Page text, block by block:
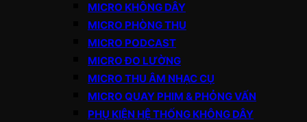
MICRO KHÔNG DÂY
MICRO PHÒNG THU
MICRO PODCAST
MICRO ĐO LƯỜNG
MICRO THU ÂM NHẠC CỤ
MICRO QUAY PHIM & PHỎNG VẤN
PHỤ KIỆN HỆ THỐNG KHÔNG DÂY